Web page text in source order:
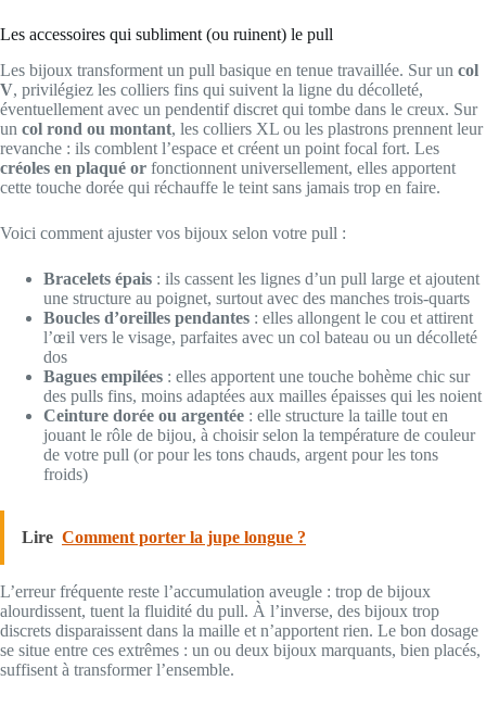
Les accessoires qui subliment (ou ruinent) le pull
Les bijoux transforment un pull basique en tenue travaillée. Sur un col
V, privilégiez les colliers fins qui suivent la ligne du décolleté,
éventuellement avec un pendentif discret qui tombe dans le creux. Sur
un col rond ou montant, les colliers XL ou les plastrons prennent leur
revanche : ils comblent l’espace et créent un point focal fort. Les
créoles en plaqué or fonctionnent universellement, elles apportent
cette touche dorée qui réchauffe le teint sans jamais trop en faire.
Voici comment ajuster vos bijoux selon votre pull :
Bracelets épais : ils cassent les lignes d’un pull large et ajoutent
une structure au poignet, surtout avec des manches trois-quarts
Boucles d’oreilles pendantes : elles allongent le cou et attirent
l’œil vers le visage, parfaites avec un col bateau ou un décolleté
dos
Bagues empilées : elles apportent une touche bohème chic sur
des pulls fins, moins adaptées aux mailles épaisses qui les noient
Ceinture dorée ou argentée : elle structure la taille tout en
jouant le rôle de bijou, à choisir selon la température de couleur
de votre pull (or pour les tons chauds, argent pour les tons
froids)
Lire Comment porter la jupe longue ?
L’erreur fréquente reste l’accumulation aveugle : trop de bijoux
alourdissent, tuent la fluidité du pull. À l’inverse, des bijoux trop
discrets disparaissent dans la maille et n’apportent rien. Le bon dosage
se situe entre ces extrêmes : un ou deux bijoux marquants, bien placés,
suffisent à transformer l’ensemble.